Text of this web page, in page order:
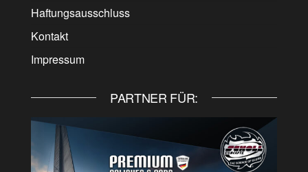
Haftungsausschluss
Kontakt
Impressum
PARTNER FÜR: